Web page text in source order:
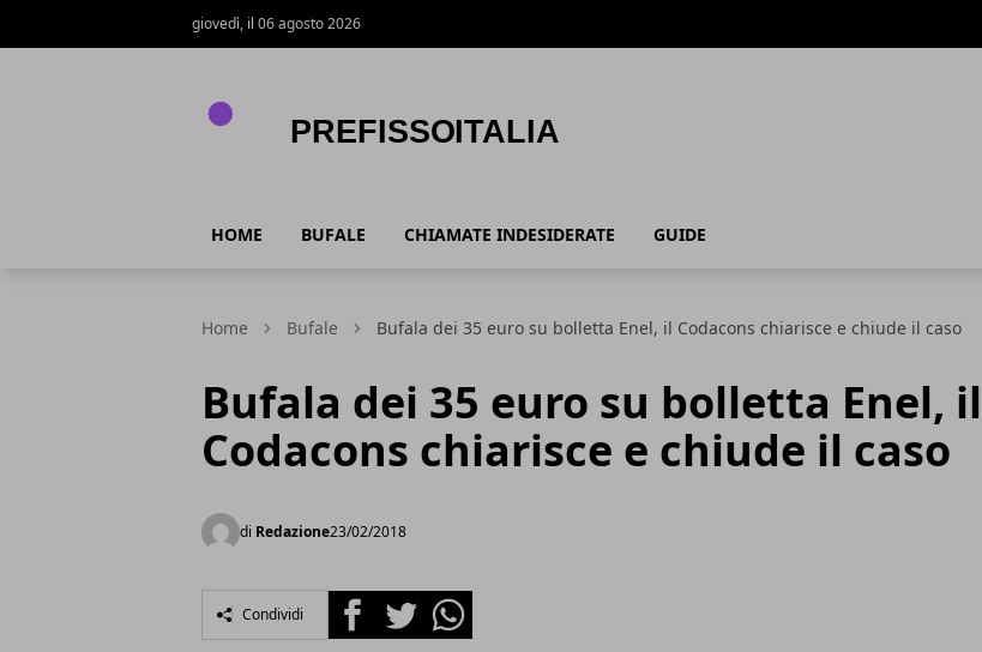
giovedì, il 06 agosto 2026
HOME BUFALE CHIAMATE INDESIDERATE GUIDE
Home Bufale Bufala dei 35 euro su bolletta Enel, il Codacons chiarisce e chiude il caso
Bufala dei 35 euro su bolletta Enel, il
Codacons chiarisce e chiude il caso
di Redazione23/02/2018
Condividi FacebookTwitterWhatsapp